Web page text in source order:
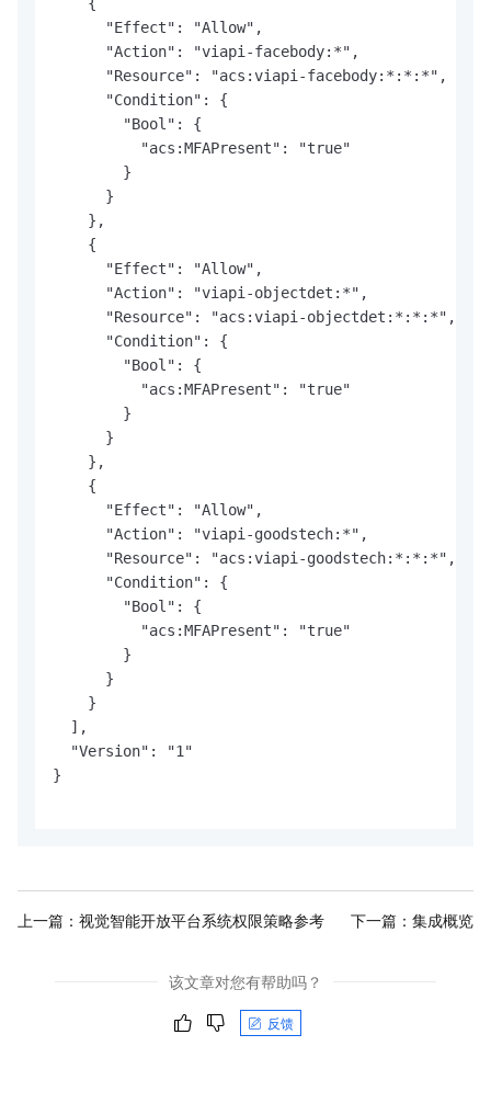
    {
      "Effect": "Allow",
      "Action": "viapi-facebody:*",
      "Resource": "acs:viapi-facebody:*:*:*",
      "Condition": {
        "Bool": {
          "acs:MFAPresent": "true"
        }
      }
    },
    {
      "Effect": "Allow",
      "Action": "viapi-objectdet:*",
      "Resource": "acs:viapi-objectdet:*:*:*",
      "Condition": {
        "Bool": {
          "acs:MFAPresent": "true"
        }
      }
    },
    {
      "Effect": "Allow",
      "Action": "viapi-goodstech:*",
      "Resource": "acs:viapi-goodstech:*:*:*",
      "Condition": {
        "Bool": {
          "acs:MFAPresent": "true"
        }
      }
    }
  ],
  "Version": "1"
}
上一篇： 视觉智能开放平台系统权限策略参考 下一篇： 集成概览
该文章对您有帮助吗？
反馈